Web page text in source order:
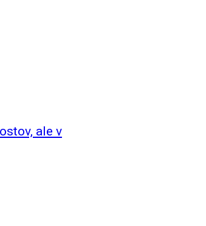
ale v